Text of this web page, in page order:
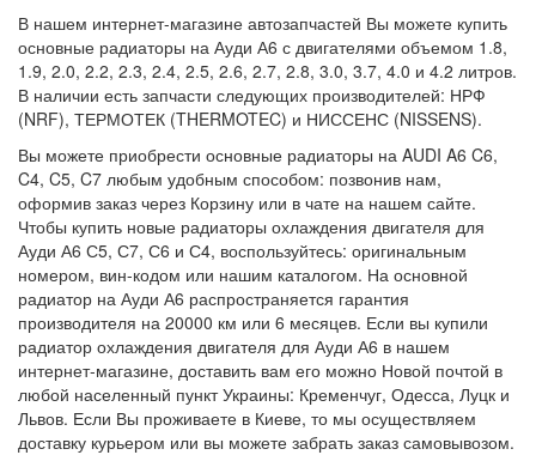
В нашем интернет-магазине автозапчастей Вы можете купить
основные радиаторы на Ауди А6 с двигателями объемом 1.8,
1.9, 2.0, 2.2, 2.3, 2.4, 2.5, 2.6, 2.7, 2.8, 3.0, 3.7, 4.0 и 4.2 литров.
В наличии есть запчасти следующих производителей: НРФ
(NRF), ТЕРМОТЕК (THERMOTEC) и НИССЕНС (NISSENS).
Вы можете приобрести основные радиаторы на AUDI A6 C6,
C4, C5, C7 любым удобным способом: позвонив нам,
оформив заказ через Корзину или в чате на нашем сайте.
Чтобы купить новые радиаторы охлаждения двигателя для
Ауди А6 С5, С7, С6 и С4, воспользуйтесь: оригинальным
номером, вин-кодом или нашим каталогом. На основной
радиатор на Ауди А6 распространяется гарантия
производителя на 20000 км или 6 месяцев. Если вы купили
радиатор охлаждения двигателя для Ауди А6 в нашем
интернет-магазине, доставить вам его можно Новой почтой в
любой населенный пункт Украины: Кременчуг, Одесса, Луцк и
Львов. Если Вы проживаете в Киеве, то мы осуществляем
доставку курьером или вы можете забрать заказ самовывозом.